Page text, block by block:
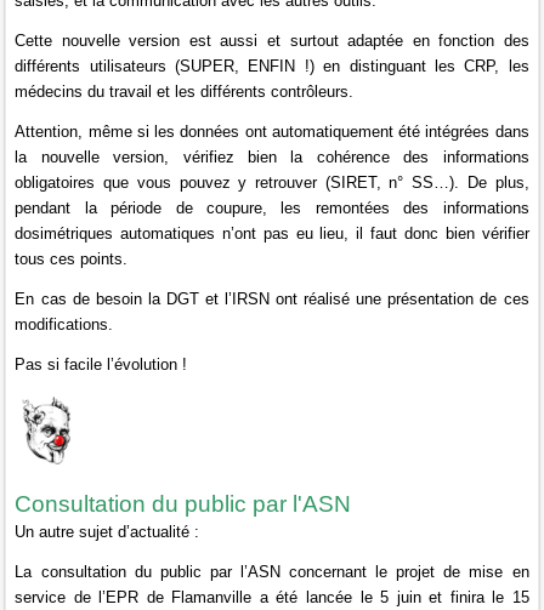
Cette nouvelle version est aussi et surtout adaptée en fonction des
différents utilisateurs (SUPER, ENFIN !) en distinguant les CRP, les
médecins du travail et les différents contrôleurs.
Attention, même si les données ont automatiquement été intégrées dans
la nouvelle version, vérifiez bien la cohérence des informations
obligatoires que vous pouvez y retrouver (SIRET, n° SS…). De plus,
pendant la période de coupure, les remontées des informations
dosimétriques automatiques n’ont pas eu lieu, il faut donc bien vérifier
tous ces points.
En cas de besoin la DGT et l’IRSN ont réalisé une présentation de ces
modifications.
Pas si facile l’évolution !
Consultation du public par l'ASN
Un autre sujet d’actualité :
La consultation du public par l’ASN concernant le projet de mise en
service de l’EPR de Flamanville a été lancée le 5 juin et finira le 15